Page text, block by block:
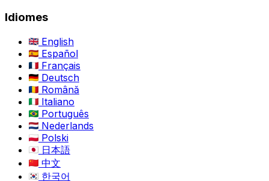
Idiomes
English
Español
Français
Deutsch
Română
Italiano
Português
Nederlands
Polski
日本語
中文
한국어